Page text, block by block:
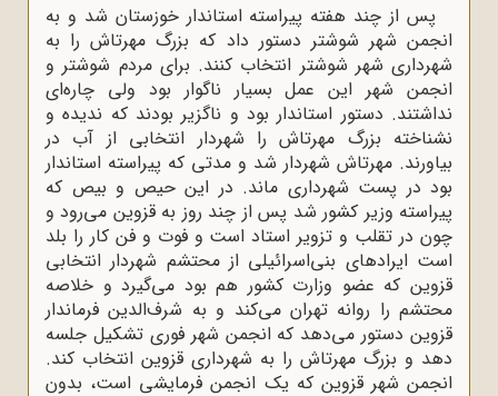
پس از چند هفته پیراسته استاندار خوزستان شد و به
انجمن شهر شوشتر دستور داد که بزرگ مهرتاش را به
شهرداری شهر شوشتر انتخاب کنند. برای مردم شوشتر و
انجمن شهر این عمل بسیار ناگوار بود ولی چاره‌ای
نداشتند. دستور استاندار بود و ناگزیر بودند که ندیده و
نشناخته بزرگ مهرتاش را شهردار انتخابی از آب در
بیاورند. مهرتاش شهردار شد و مدتی که پیراسته استاندار
بود در پست شهرداری ماند. در این حیص و بیص که
پیراسته وزیر کشور شد پس از چند روز به قزوین می‌رود و
چون در تقلب و تزویر استاد است و فوت و فن کار را بلد
است ایرادهای بنی‌اسرائیلی از محتشم شهردار انتخابی
قزوین که عضو وزارت کشور هم بود می‌گیرد و خلاصه
محتشم را روانه تهران می‌کند و به شرف‌الدین فرماندار
قزوین دستور می‌دهد که انجمن شهر فوری تشکیل جلسه
دهد و بزرگ مهرتاش را به شهرداری قزوین انتخاب کند.
انجمن شهر قزوین که یک انجمن فرمایشی است، بدون